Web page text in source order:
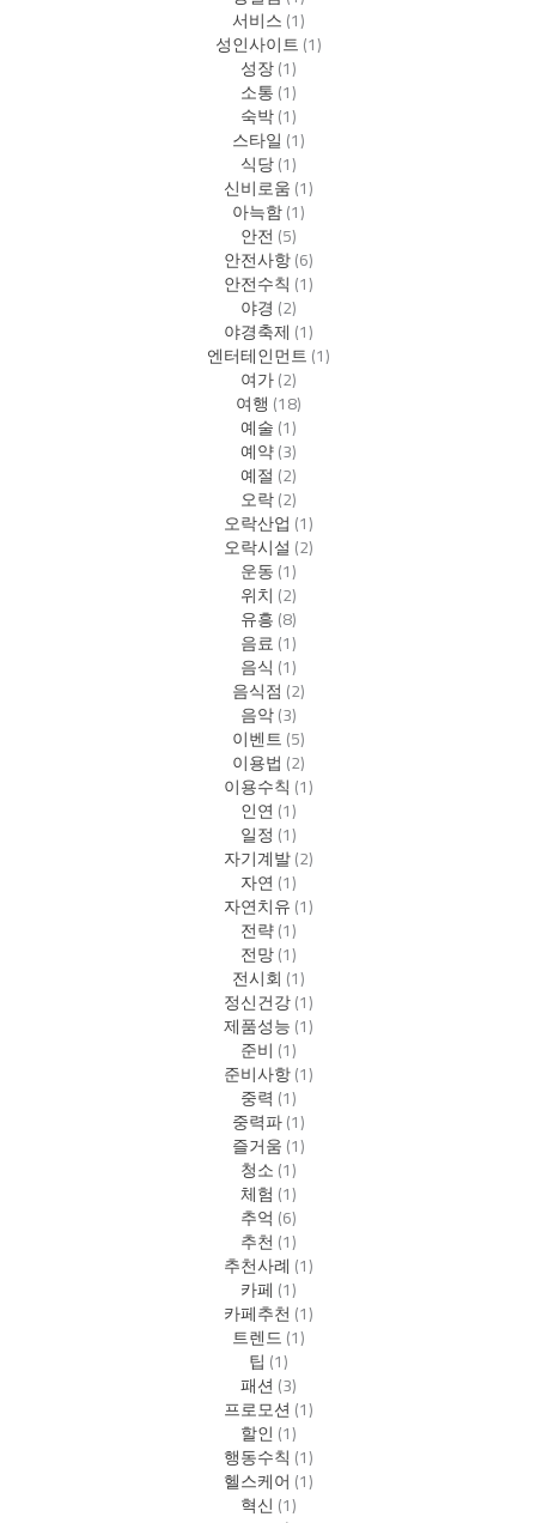
서비스(1)
성인사이트(1)
성장(1)
소통(1)
숙박(1)
스타일 (1)
식당(1)
신비로움(1)
아늑함(1)
안전(5)
안전사항(6)
안전수칙 (1)
야경 (2)
야경축제 (1)
엔터테인먼트(1)
여가(2)
여행 (18)
예술(1)
예약(3)
예절 (2)
오락(2)
오락산업 (1)
오락시설 (2)
운동(1)
위치 (2)
유흥(8)
음료(1)
음식 (1)
음식점 (2)
음악(3)
이벤트(5)
이용법 (2)
이용수칙 (1)
인연(1)
일정 (1)
자기계발(2)
자연(1)
자연치유(1)
전략(1)
전망(1)
전시회 (1)
정신건강(1)
제품성능(1)
준비 (1)
준비사항(1)
중력 (1)
중력파(1)
즐거움(1)
청소(1)
체험 (1)
추억 (6)
추천(1)
추천사례 (1)
카페 (1)
카페추천(1)
트렌드(1)
팁 (1)
패션(3)
프로모션(1)
할인(1)
행동수칙 (1)
헬스케어 (1)
혁신(1)